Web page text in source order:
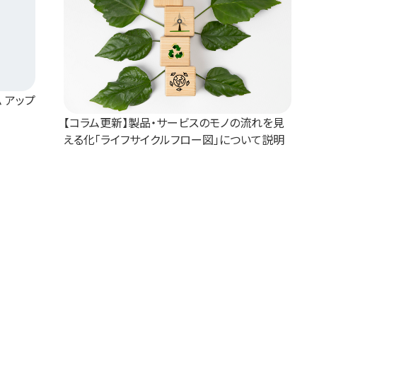
アップ
【コラム更新】製品・サービスのモノの流れを見
える化「ライフサイクルフロー図」について説明